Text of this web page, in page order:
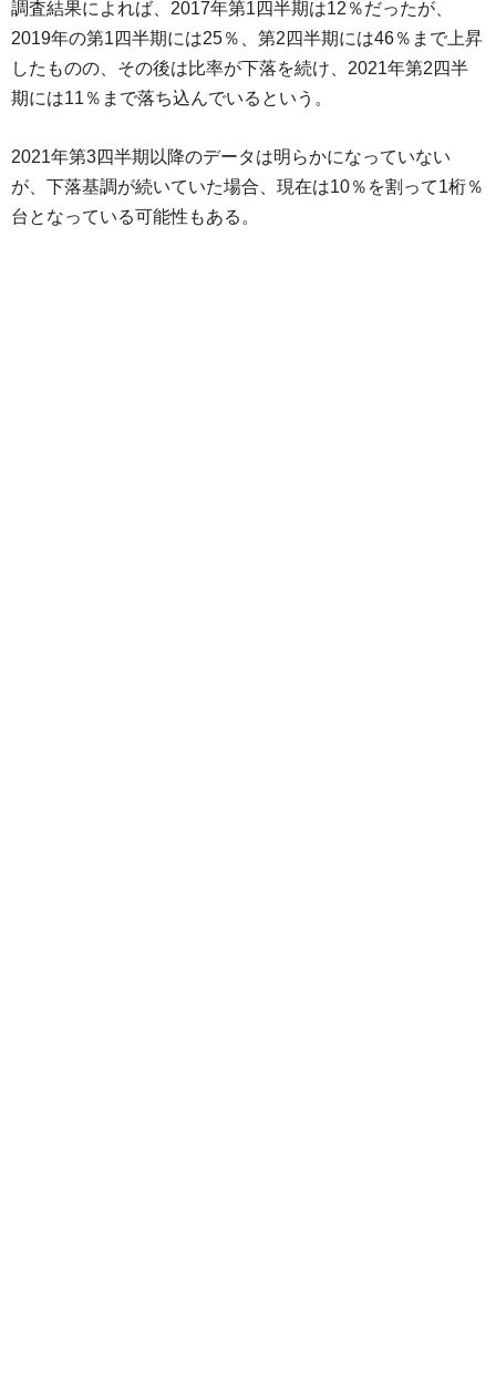
調査結果によれば、2017年第1四半期は12％だったが、
2019年の第1四半期には25％、第2四半期には46％まで上昇
したものの、その後は比率が下落を続け、2021年第2四半
期には11％まで落ち込んでいるという。
2021年第3四半期以降のデータは明らかになっていない
が、下落基調が続いていた場合、現在は10％を割って1桁％
台となっている可能性もある。